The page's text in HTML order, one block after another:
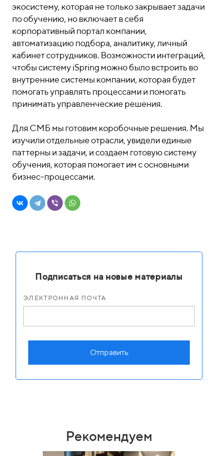
экосистему, которая не только закрывает задачи
по обучению, но включает в себя
корпоративный портал компании,
автоматизацию подбора, аналитику, личный
кабинет сотрудников. Возможности интеграций,
чтобы систему iSpring можно было встроить во
внутренние системы компании, которая будет
помогать управлять процессами и помогать
принимать управленческие решения.
Для СМБ мы готовим коробочные решения. Мы
изучили отдельные отрасли, увидели единые
паттерны и задачи, и создаем готовую систему
обучения, которая помогает им с основными
бизнес-процессами.
Подписаться на новые материалы
ЭЛЕКТРОННАЯ ПОЧТА
Отправить
Рекомендуем